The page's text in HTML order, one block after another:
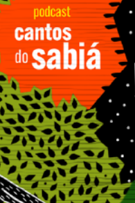
Em
Sintonia
com
Natureza